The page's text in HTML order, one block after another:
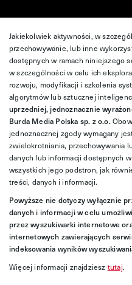
Jakiekolwiek aktywności, w
przechowywanie, lub inne
dostępnych w ramach niniejszego
w szczególności w celu ich
rozwoju, modyfikacji i szkolenia
algorytmów lub sztucznej
uprzedniej, jednoznacznie
Burda Media Polska sp. z o.o.
jednoznacznej zgody wymagany
zwielokrotniania, przechowywania
danych lub informacji dostępnych
wszystkich jego podstron, jak
treści, danych i informacji.
Powyższe nie dotyczy wyłącznie
danych i informacji w celu
przez wyszukiwarki internetowe
internetowych zawierających
indeksowania wyników
Więcej informacji znajdziesz tutaj.